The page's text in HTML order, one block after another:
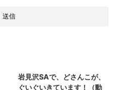
岩見沢市 道 央
岩見沢SAで、どさんこが、
ぐいぐいきています！（動